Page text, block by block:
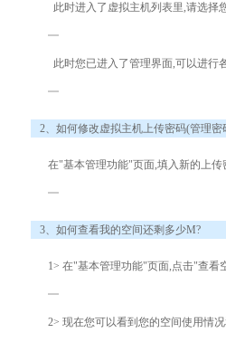
此时进入了虚拟主机列表里,请选择
此时您已进入了管理界面,可以进行
2、如何修改虚拟主机上传密码(管理密
在"基本管理功能"页面,填入新的上
3、如何查看我的空间还剩多少M?
1> 在"基本管理功能"页面,点击"查看
2> 现在您可以看到您的空间使用情